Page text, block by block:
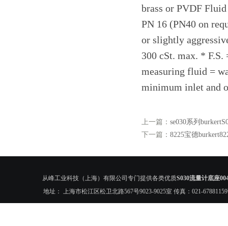
brass or PVDF
PN 16 (PN40 on
or slightly
300 cSt. max. *
measuring fluid =
minimum inlet and
上一篇： se030系列
下一篇： 8225宝德
从峰工业科技（上海）有限公司专门提供各类优质S030流量计底座
地址： 上海市松江区松卫北路567号9023-9025室 传真：021-